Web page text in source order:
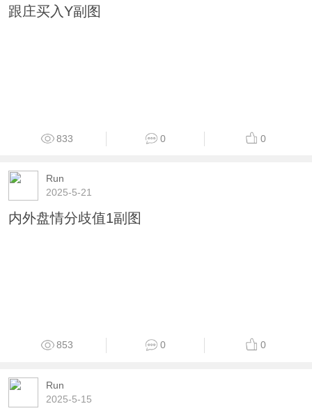
跟庄买入Y副图
833 0 0
Run
2025-5-21
内外盘情分歧值1副图
853 0 0
Run
2025-5-15